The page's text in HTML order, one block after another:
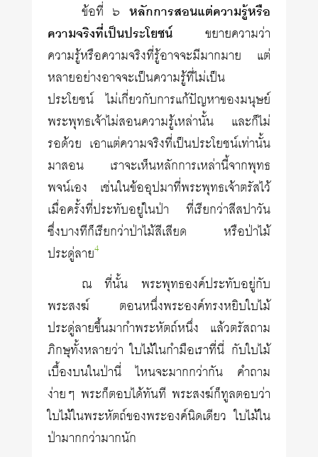
ข้อที่ ๖ หลักการสอนแต่ความรู้หรือ
ความจริงที่เป็นประโยชน์ ขยายความว่า
ความรู้หรือความจริงที่รู้อาจจะมีมากมาย แต่
หลายอย่างอาจจะเป็นความรู้ที่ไม่เป็น
ประโยชน์ ไม่เกี่ยวกับการแก้ปัญหาของมนุษย์
พระพุทธเจ้าไม่สอนความรู้เหล่านั้น และก็ไม่
รอด้วย เอาแต่ความจริงที่เป็นประโยชน์เท่านั้น
มาสอน เราจะเห็นหลักการเหล่านี้จากพุทธ
พจน์เอง เช่นในข้ออุปมาที่พระพุทธเจ้าตรัสไว้
เมื่อครั้งที่ประทับอยู่ในป่า ที่เรียกว่าสีสปาวัน
ซึ่งบางทีก็เรียกว่าป่าไม้สีเสียด หรือป่าไม้
ประดู่ลาย4
ณ ที่นั้น พระพุทธองค์ประทับอยู่กับ
พระสงฆ์ ตอนหนึ่งพระองค์ทรงหยิบใบไม้
ประดู่ลายขึ้นมากำพระหัตถ์หนึ่ง แล้วตรัสถาม
ภิกษุทั้งหลายว่า ใบไม้ในกำมือเราที่นี่ กับใบไม้
เบื้องบนในป่านี่ ไหนจะมากกว่ากัน คำถาม
ง่ายๆ พระก็ตอบได้ทันที พระสงฆ์ก็ทูลตอบว่า
ใบไม้ในพระหัตถ์ของพระองค์นิดเดียว ใบไม้ใน
ป่ามากกว่ามากนัก